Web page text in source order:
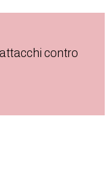
contro